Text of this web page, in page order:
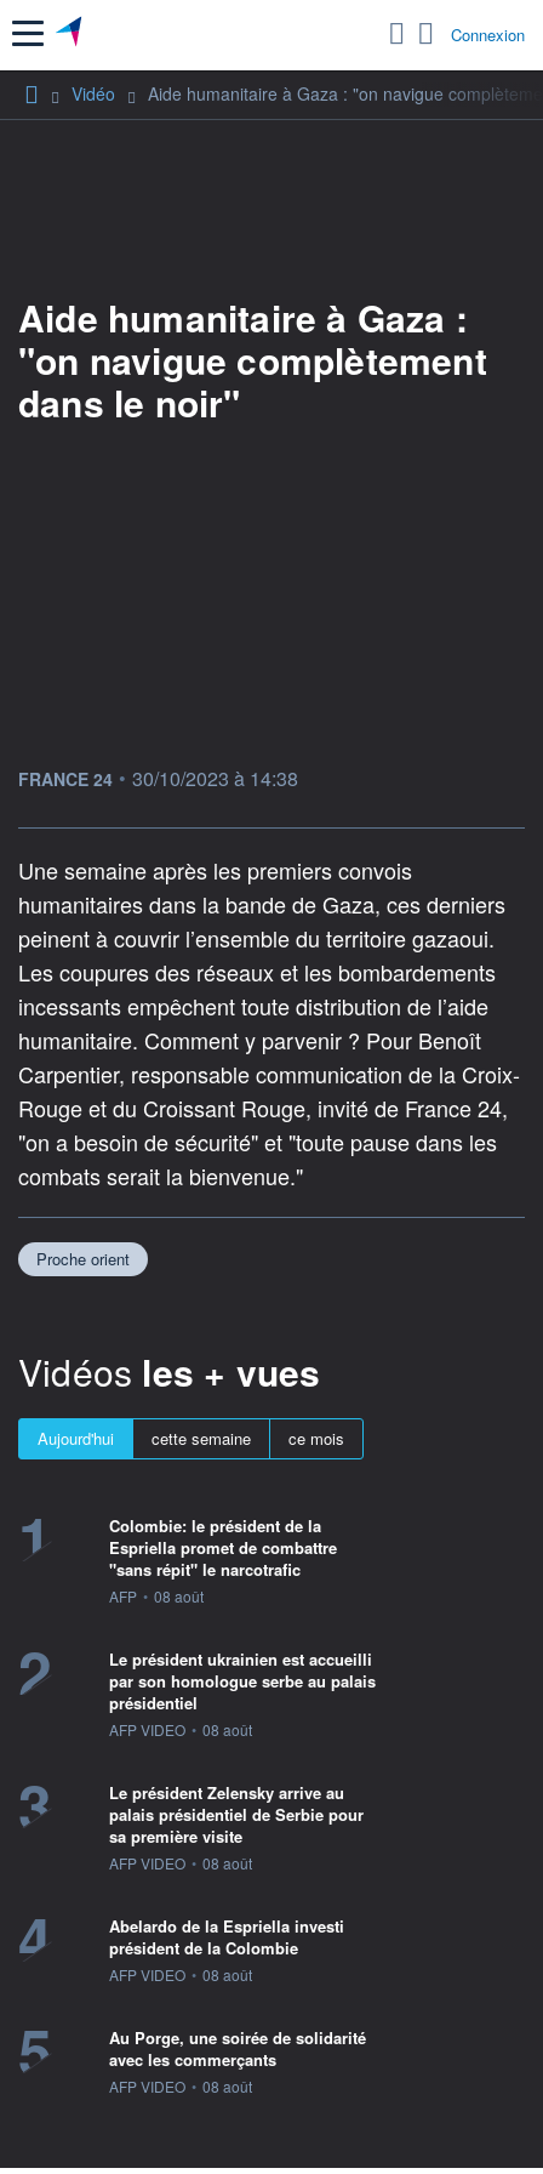
Menu Connexion
Vidéo Aide humanitaire à Gaza : "on navigue
Aide humanitaire à Gaza :
"on navigue complètement
dans le noir"
information fournie par
FRANCE 24 • 30/10/2023 à 14:38
Une semaine après les premiers convois
humanitaires dans la bande de Gaza, ces derniers
peinent à couvrir l’ensemble du territoire gazaoui.
Les coupures des réseaux et les bombardements
incessants empêchent toute distribution de l’aide
humanitaire. Comment y parvenir ? Pour Benoît
Carpentier, responsable communication de la Croix-
Rouge et du Croissant Rouge, invité de France 24,
"on a besoin de sécurité" et "toute pause dans les
combats serait la bienvenue."
Proche orient
Vidéos les + vues
Aujourd'hui cette semaine ce mois
1
Colombie: le président de la
Espriella promet de combattre
"sans répit" le narcotrafic
information fournie par
AFP • 08 août
2
Le président ukrainien est accueilli
par son homologue serbe au palais
présidentiel
information fournie par
AFP VIDEO • 08 août
3
Le président Zelensky arrive au
palais présidentiel de Serbie pour
sa première visite
information fournie par
AFP VIDEO • 08 août
4
Abelardo de la Espriella investi
président de la Colombie
information fournie par
AFP VIDEO • 08 août
5
Au Porge, une soirée de solidarité
avec les commerçants
information fournie par
AFP VIDEO • 08 août